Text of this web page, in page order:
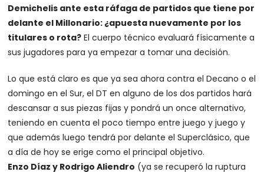
Demichelis ante esta ráfaga de partidos que tiene por
delante el Millonario: ¿apuesta nuevamente por los
titulares o rota? El cuerpo técnico evaluará físicamente a
sus jugadores para ya empezar a tomar una decisión.
Lo que está claro es que ya sea ahora contra el Decano o el
domingo en el Sur, el DT en alguno de los dos partidos hará
descansar a sus piezas fijas y pondrá un once alternativo,
teniendo en cuenta el poco tiempo entre juego y juego y
que además luego tendrá por delante el Superclásico, que
a día de hoy se erige como el principal objetivo.
Enzo Díaz y Rodrigo Aliendro (ya se recuperó la ruptura